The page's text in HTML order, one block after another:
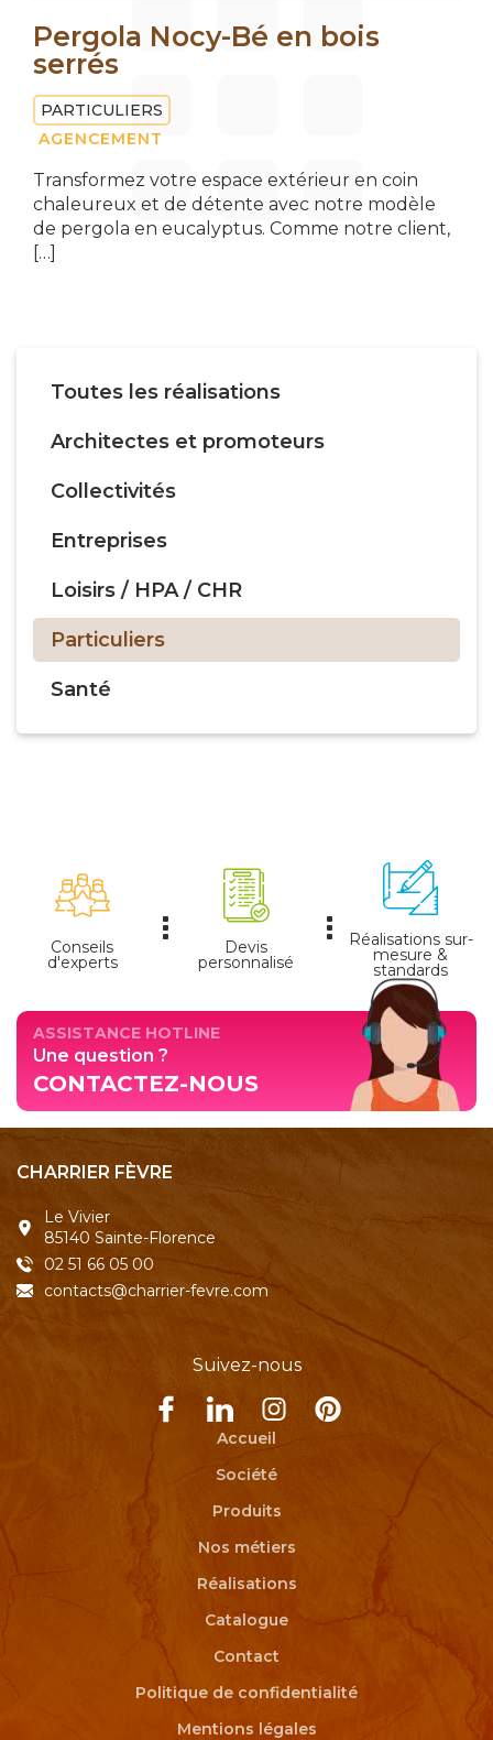
Pergola Nocy-Bé en bois
serrés
PARTICULIERS
AGENCEMENT
Transformez votre espace extérieur en coin
chaleureux et de détente avec notre modèle
de pergola en eucalyptus. Comme notre client,
[…]
Toutes les réalisations
Architectes et promoteurs
Collectivités
Entreprises
Loisirs / HPA / CHR
Particuliers
Santé
Conseils
d'experts
Devis
personnalisé
Réalisations sur-
mesure &
standards
ASSISTANCE HOTLINE
Une question ?
CONTACTEZ-NOUS
CHARRIER FÈVRE
Le Vivier
85140 Sainte-Florence
02 51 66 05 00
contacts@charrier-fevre.com
Suivez-nous
Accueil
Société
Produits
Nos métiers
Réalisations
Catalogue
Contact
Politique de confidentialité
Mentions légales